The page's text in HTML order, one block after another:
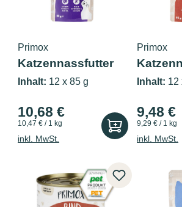
Primox
Katzennassfutter
Ente 85g P...
Inhalt: 12 x 85 g
10,68 €
10,47 € / 1 kg
inkl. MwSt.
Primox
Rind
Inhalt: 12
9,48 €
9,29 € / 1 kg
inkl. MwSt.